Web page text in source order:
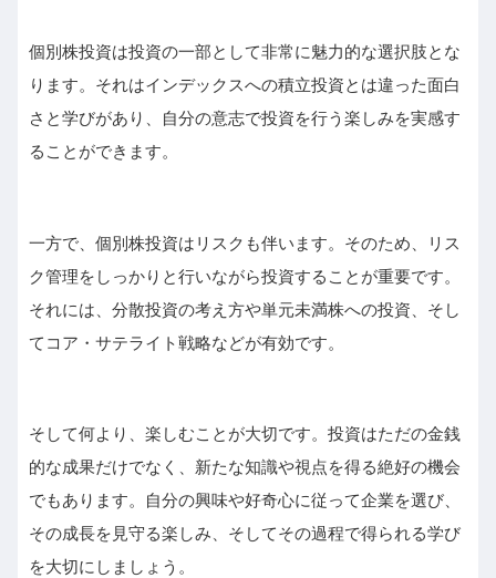
個別株投資は投資の一部として非常に魅力的な選択肢とな
ります。それはインデックスへの積立投資とは違った面白
さと学びがあり、自分の意志で投資を行う楽しみを実感す
ることができます。
一方で、個別株投資はリスクも伴います。そのため、リス
ク管理をしっかりと行いながら投資することが重要です。
それには、分散投資の考え方や単元未満株への投資、そし
てコア・サテライト戦略などが有効です。
そして何より、楽しむことが大切です。投資はただの金銭
的な成果だけでなく、新たな知識や視点を得る絶好の機会
でもあります。自分の興味や好奇心に従って企業を選び、
その成長を見守る楽しみ、そしてその過程で得られる学び
を大切にしましょう。